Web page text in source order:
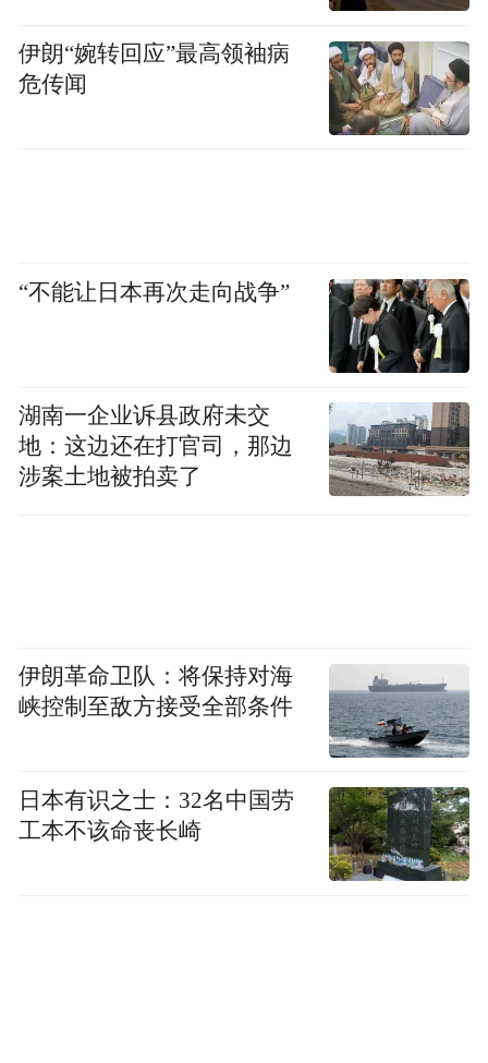
伊朗“婉转回应”最高领袖病
危传闻
“不能让日本再次走向战争”
湖南一企业诉县政府未交
地：这边还在打官司，那边
涉案土地被拍卖了
伊朗革命卫队：将保持对海
峡控制至敌方接受全部条件
日本有识之士：32名中国劳
工本不该命丧长崎